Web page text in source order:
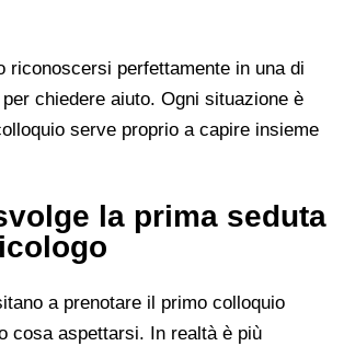
riconoscersi perfettamente in una di
chiedere aiuto. Ogni situazione è
serve proprio a capire insieme
la prima seduta
a prenotare il primo colloquio
cosa aspettarsi. In realtà è più